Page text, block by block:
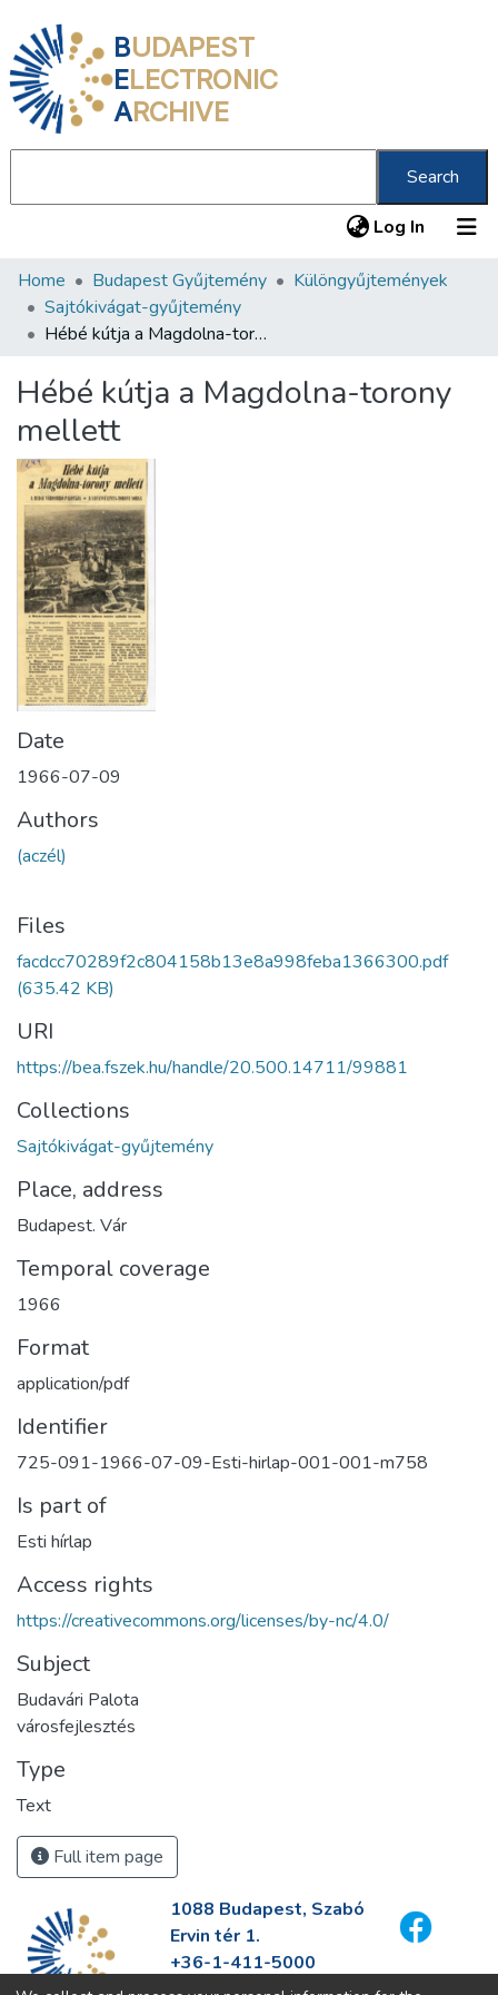
BUDAPEST
ELECTRONIC
ARCHIVE
Search
Log In (current)
Communities & Collections
All of DSpace
About us
Home Budapest Gyűjtemény
Különgyűjtemények
Sajtókivágat-gyűjtemény
Hébé kútja a Magdolna-torony mellett
Hébé kútja a Magdolna-torony
mellett
Date
1966-07-09
Authors
(aczél)
Files
facdcc70289f2c804158b13e8a998feba1366300.pdf
(635.42 KB)
URI
https://bea.fszek.hu/handle/20.500.14711/99881
Collections
Sajtókivágat-gyűjtemény
Place, address
Budapest. Vár
Temporal coverage
1966
Format
application/pdf
Identifier
725-091-1966-07-09-Esti-hirlap-001-001-m758
Is part of
Esti hírlap
Access rights
https://creativecommons.org/licenses/by-nc/4.0/
Subject
Budavári Palota
városfejlesztés
Type
Text
Full item page
1088 Budapest, Szabó
Ervin tér 1.
+36-1-411-5000
info@fszek.hu